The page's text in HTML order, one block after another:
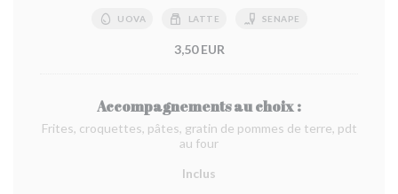
UOVA LATTE SENAPE
3,50 EUR
Accompagnements au choix :
Frites, croquettes, pâtes, gratin de pommes de terre, pdt
au four
Inclus